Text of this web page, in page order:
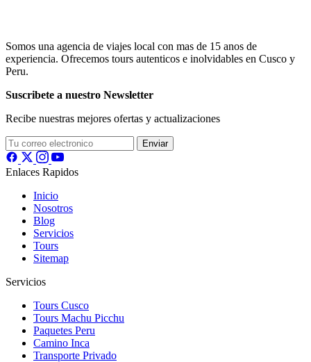
Somos una agencia de viajes local con mas de 15 anos de
experiencia. Ofrecemos tours autenticos e inolvidables en Cusco y
Peru.
Suscribete a nuestro Newsletter
Recibe nuestras mejores ofertas y actualizaciones
Enviar
Enlaces Rapidos
Inicio
Nosotros
Blog
Servicios
Tours
Sitemap
Servicios
Tours Cusco
Tours Machu Picchu
Paquetes Peru
Camino Inca
Transporte Privado